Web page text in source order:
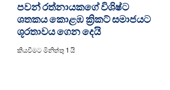
පවන් රත්නායකගේ විශිෂ්ට
ශතකය කොළඹ ක්‍රිකට් සමාජයට
ශූරතාවය ගෙන දෙයි
කියවීමට මිනිත්තු 1 යි